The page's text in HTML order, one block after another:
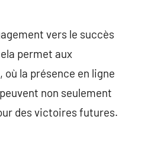
vers le succès
permet aux
la présence en ligne
non seulement
des victoires futures.